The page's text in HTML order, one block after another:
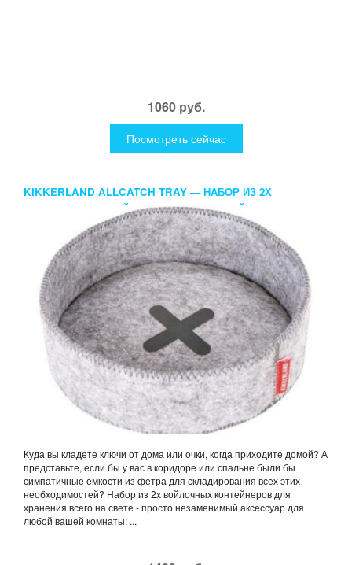
1060 руб.
Посмотреть сейчас
KIKKERLAND ALLCATCH TRAY — НАБОР ИЗ 2Х
ФЕТРОВЫХ КОНТЕЙНЕРОВ ДЛЯ МЕЛОЧЕЙ
Куда вы кладете ключи от дома или очки, когда приходите домой? А
представьте, если бы у вас в коридоре или спальне были бы
симпатичные емкости из фетра для складирования всех этих
необходимостей? Набор из 2х войлочных контейнеров для
хранения всего на свете - просто незаменимый аксессуар для
любой вашей комнаты: ...